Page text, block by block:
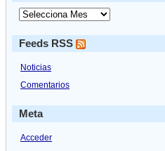
Feeds RSS
Noticias
Comentarios
Meta
Acceder